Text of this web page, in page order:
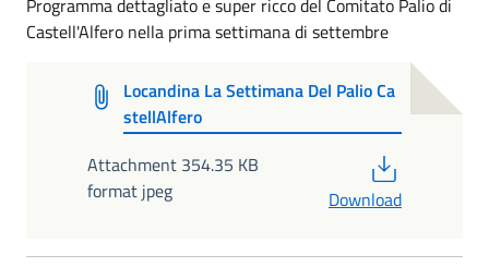
Programma dettagliato e super ricco del Comitato Palio di
Castell'Alfero nella prima settimana di settembre
Locandina La Settimana Del Palio Ca
stellAlfero
Attachment 354.35 KB
format jpeg
Download